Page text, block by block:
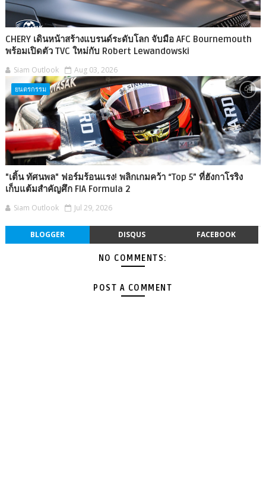
CHERY เดินหน้าสร้างแบรนด์ระดับโลก จับมือ AFC Bournemouth
พร้อมเปิดตัว TVC ใหม่กับ Robert Lewandowski
Siam Outlook Aug 03, 2026
ยนตรกรรม
"เติ้น ทัศนพล" ฟอร์มร้อนแรง! พลิกเกมคว้า “Top 5” ที่ฮังกาโรริง
เก็บแต้มสำคัญศึก FIA Formula 2
Siam Outlook Jul 29, 2026
BLOGGER DISQUS FACEBOOK
NO COMMENTS:
POST A COMMENT